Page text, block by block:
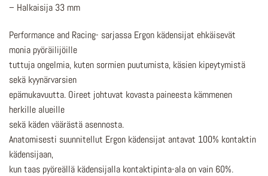
– Halkaisija 33 mm
Performance and Racing- sarjassa Ergon kädensijat ehkäisevät
monia pyöräilijöille
tuttuja ongelmia, kuten sormien puutumista, käsien kipeytymistä
sekä kyynärvarsien
epämukavuutta. Oireet johtuvat kovasta paineesta kämmenen
herkille alueille
sekä käden väärästä asennosta.
Anatomisesti suunnitellut Ergon kädensijat antavat 100% kontaktin
kädensijaan,
kun taas pyöreällä kädensijalla kontaktipinta-ala on vain 60%.